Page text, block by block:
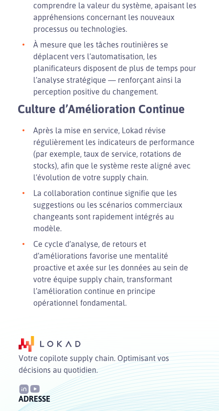
comprendre la valeur du système, apaisant les
appréhensions concernant les nouveaux
processus ou technologies.
À mesure que les tâches routinières se
déplacent vers l’automatisation, les
planificateurs disposent de plus de temps pour
l’analyse stratégique — renforçant ainsi la
perception positive du changement.
Culture d’Amélioration Continue
Après la mise en service, Lokad révise
régulièrement les indicateurs de performance
(par exemple, taux de service, rotations de
stocks), afin que le système reste aligné avec
l’évolution de votre supply chain.
La collaboration continue signifie que les
suggestions ou les scénarios commerciaux
changeants sont rapidement intégrés au
modèle.
Ce cycle d’analyse, de retours et
d’améliorations favorise une mentalité
proactive et axée sur les données au sein de
votre équipe supply chain, transformant
l’amélioration continue en principe
opérationnel fondamental.
Votre copilote supply chain. Optimisant vos
décisions au quotidien.
ADRESSE